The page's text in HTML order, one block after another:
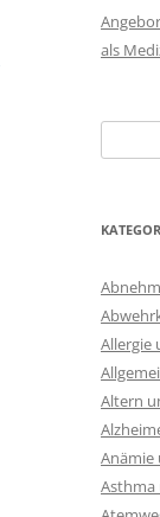
als
nach:
Allergie
Altern
Anämie
Asthma